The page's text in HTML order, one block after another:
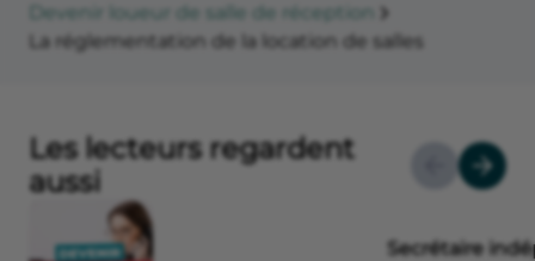
Devenir loueur de salle de réception
La réglementation de la location de salles
Les lecteurs regardent
aussi
Secrétaire